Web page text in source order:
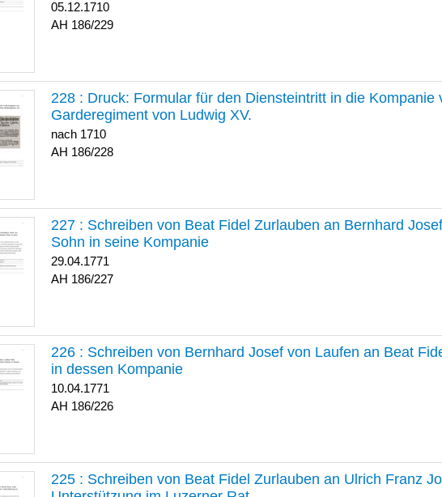
05.12.1710
186/229
228 : Druck: Formular für den Diensteintritt in die
Garderegiment von Ludwig XV.
nach 1710
186/228
227 : Schreiben von Beat Fidel Zurlauben an Bernhard
Sohn in seine Kompanie
29.04.1771
186/227
226 : Schreiben von Bernhard Josef von Laufen an Beat
in dessen Kompanie
10.04.1771
186/226
225 : Schreiben von Beat Fidel Zurlauben an Ulrich Franz